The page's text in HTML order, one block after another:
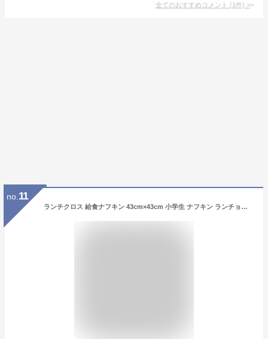
全てのおすすめコメント (1件) >
no. 11
ランチクロス 給食ナフキン 43cm×43cm 小学生 ナフキン ランチョンマット 給食 ランチクロス お弁当包み テーブル クロス 給食 ランチ マット ディノサウルス ユニコーン ワールドオブダイナソー はたらくくるま 男の子 女の子 日本製